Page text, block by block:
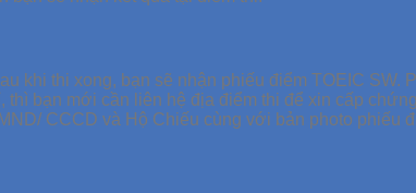
khi thi xong, bạn sẽ nhận phiếu điểm TOEIC SW.
bạn mới cần liên hệ địa điểm thi để xin cấp
CCCD và Hộ Chiếu cùng với bản photo phiếu